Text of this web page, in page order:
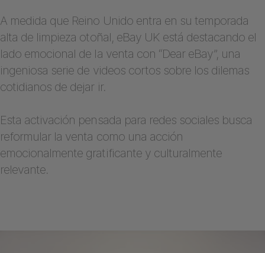
A medida que Reino Unido entra en su temporada
alta de limpieza otoñal, eBay UK está destacando el
lado emocional de la venta con “Dear eBay”, una
ingeniosa serie de videos cortos sobre los dilemas
cotidianos de dejar ir.
Esta activación pensada para redes sociales busca
reformular la venta como una acción
emocionalmente gratificante y culturalmente
relevante.